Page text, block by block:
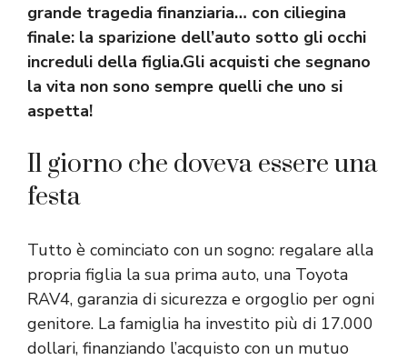
grande tragedia finanziaria… con ciliegina
finale: la sparizione dell’auto sotto gli occhi
increduli della figlia.Gli acquisti che segnano
la vita non sono sempre quelli che uno si
aspetta!
Il giorno che doveva essere una
festa
Tutto è cominciato con un sogno: regalare alla
propria figlia la sua prima auto, una Toyota
RAV4, garanzia di sicurezza e orgoglio per ogni
genitore. La famiglia ha investito più di 17.000
dollari, finanziando l’acquisto con un mutuo